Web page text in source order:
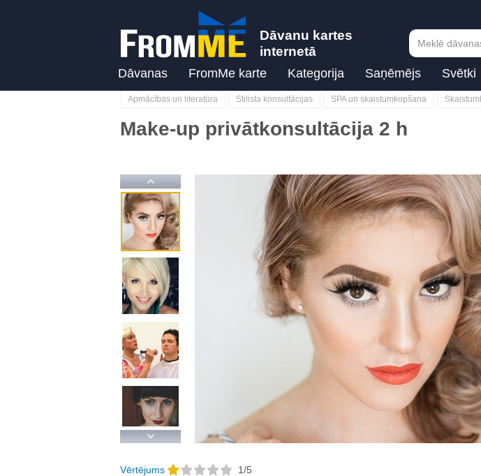
Dāvanu kartes
internetā
Dāvanas FromMe karte Kategorija Saņēmējs Svētki
Apmācības un literatūra Stilista konsultācijas SPA un skaistumkopšana
Make-up privātkonsultācija 2 h
Previous
Next
Vērtējums 1/5